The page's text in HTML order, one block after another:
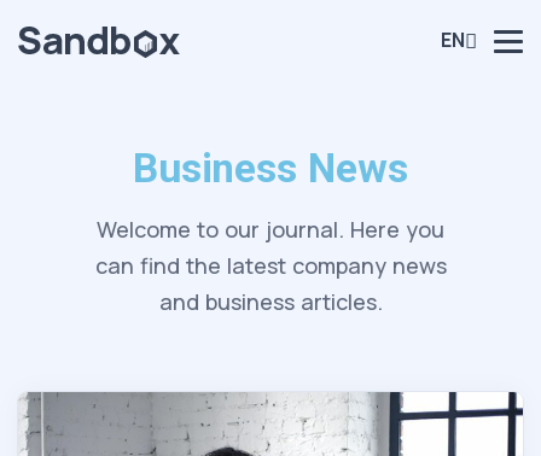
EN
Business News
Welcome to our journal. Here you
can find the latest company news
and business articles.